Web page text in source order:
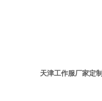
天津工作服厂家定制